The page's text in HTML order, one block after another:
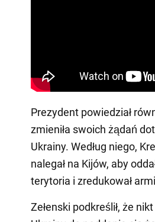
Prezydent powiedział
zmieniła swoich żądań
Ukrainy. Według niego,
nalegał na Kijów, aby
terytoria i zredukował
Zełenski podkreślił, że